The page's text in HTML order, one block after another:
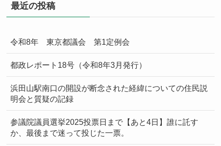
最近の投稿
令和8年 東京都議会 第1定例会
都政レポート18号（令和8年3月発行）
浜田山駅南口の開設が断念された経緯についての住民説
明会と質疑の記録
参議院議員選挙2025投票日まで【あと4日】誰に託す
か、最後まで迷って投じた一票。